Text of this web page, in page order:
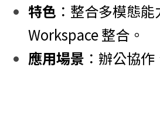
特色 ：整合多模態
Workspace 整合。
應用場景 ：辦公協